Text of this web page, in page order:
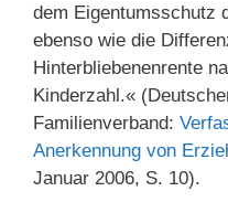
dem Eigentumsschutz
ebenso wie die
Hinterbliebenenrente
Kinderzahl.«
Familienverband:
Anerkennung von
Januar 2006, S. 10).